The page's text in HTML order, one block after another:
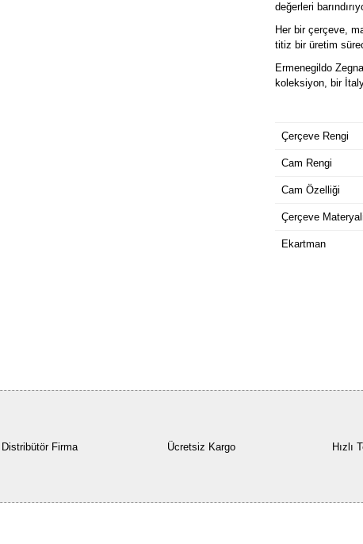
değerleri
Her bir çerçeve,
titiz bir üretim
Ermenegildo
koleksiyon, bir
Çerçeve Rengi
Cam Rengi
Cam Özelliği
Çerçeve Materyali
Ekartman
Distribütör Firma Ücretsiz Kargo Hızlı